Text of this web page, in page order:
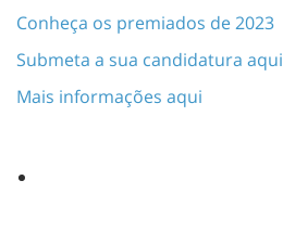
Conheça os premiados de 2023
Submeta a sua candidatura aqui
Mais informações aqui